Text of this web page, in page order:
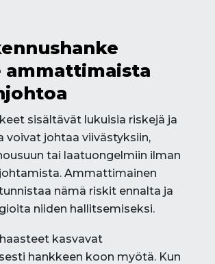
ammattimaista
sisältävät lukuisia riskejä ja
voivat johtaa viivästyksiin,
tai laatuongelmiin ilman
Ammattimainen
nämä riskit ennalta ja
niiden hallitsemiseksi.
kasvavat
hankkeen koon myötä. Kun